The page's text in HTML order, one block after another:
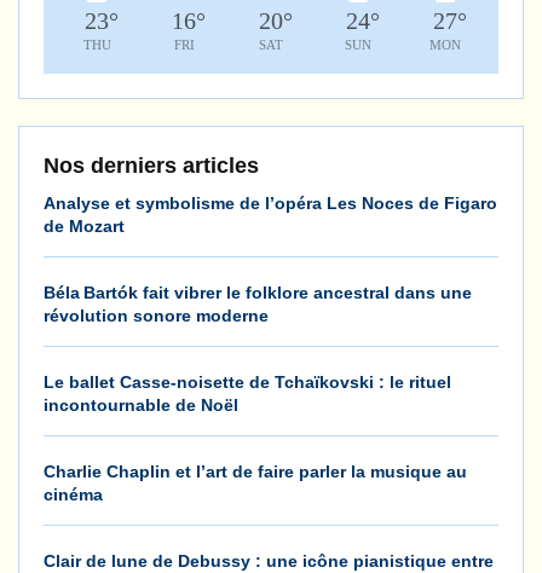
23°
THU
16°
FRI
20°
SAT
24°
SUN
27°
MON
Nos derniers articles
Analyse et symbolisme de l’opéra Les Noces de Figaro
de Mozart
Béla Bartók fait vibrer le folklore ancestral dans une
révolution sonore moderne
Le ballet Casse-noisette de Tchaïkovski : le rituel
incontournable de Noël
Charlie Chaplin et l’art de faire parler la musique au
cinéma
Clair de lune de Debussy : une icône pianistique entre